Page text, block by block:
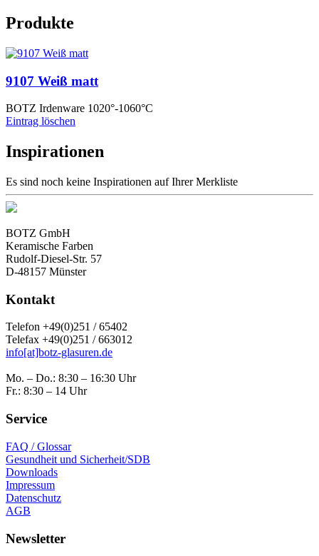
Produkte
9107 Weiß matt
BOTZ Irdenware 1020°-1060°C
Eintrag löschen
Inspirationen
Es sind noch keine Inspirationen auf Ihrer Merkliste
BOTZ GmbH
Keramische Farben
Rudolf-Diesel-Str. 57
D-48157 Münster
Kontakt
Telefon +49(0)251 / 65402
Telefax +49(0)251 / 663012
info[at]botz-glasuren.de
Mo. – Do.: 8:30 – 16:30 Uhr
Fr.: 8:30 – 14 Uhr
Service
FAQ / Glossar
Gesundheit und Sicherheit/SDB
Downloads
Impressum
Datenschutz
AGB
Newsletter